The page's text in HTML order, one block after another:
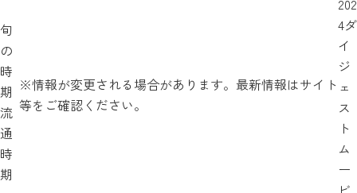
旬
の
時
期
流
通
時
期
※情報が変更される場合があります。最新情報はサイト
等をご確認ください。
202
4ダ
イ
ジ
ェ
ス
ト
ム
ー